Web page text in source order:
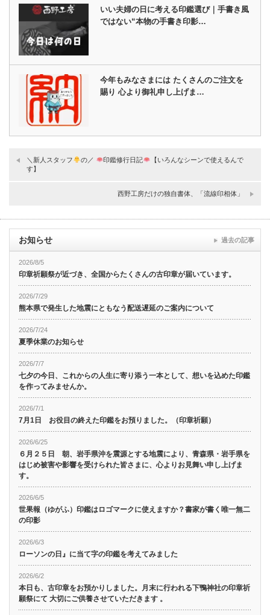
いい夫婦の日に考える印鑑選び｜手書き風
ではない“本物の手書き印影…
今年もみなさまには たくさんのご注文を
賜り 心より御礼申し上げま…
＼新人スタッフ の／ 印鑑修行日記
【いろんなシーンで使えるんで
す】
西野工房だけの独自書体、「流線印相体」
お知らせ
2026/8/5
印章祈願祭が近づき、全国からたくさんの古印章が届いています。
2026/7/29
熊本県で発生した地震にともなう配送遅延のご案内について
2026/7/24
夏季休業のお知らせ
2026/7/7
七夕の今日、これからの人生に寄り添う一本として、想いを込めた印鑑
を作ってみませんか。
2026/7/1
7月1日 お役目の終えた印鑑をお預りました。（印章祈願）
2026/6/25
６月２５日 朝、岩手県沖を震源とする地震により、青森県・岩手県を
はじめ被害や影響を受けられた皆さまに、心よりお見舞い申し上げま
す。
2026/6/5
世果報（ゆがふ）印鑑はロゴマークに使えますか？書家が書く唯一無二
の印影
2026/6/3
ローソンの日』に当て字の印鑑を考えてみました
2026/6/2
本日も、古印章をお預かりしました。月末に行われる下鴨神社の印章祈
願祭にて 大切にご供養させていただきます 。
過去の記事